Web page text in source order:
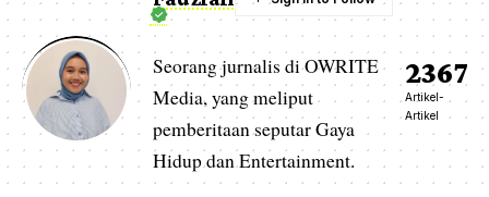
Seorang jurnalis di OWRITE
Media, yang meliput
pemberitaan seputar Gaya
Hidup dan Entertainment.
2367
Artikel-
Artikel